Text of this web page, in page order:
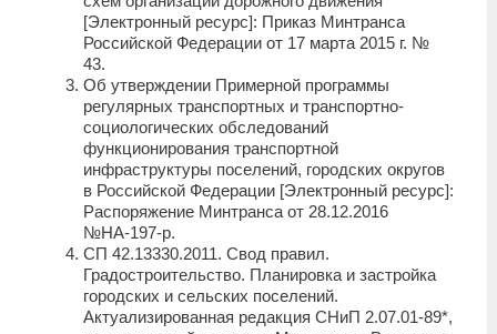
[Электронный ресурс]: Приказ Минтранса
Российской Федерации от 17 марта 2015 г. №
43.
Об утверждении Примерной программы
регулярных транспортных и транспортно-
социологических обследований
функционирования транспортной
инфраструктуры поселений, городских округов
в Российской Федерации [Электронный ресурс]:
Распоряжение Минтранса от 28.12.2016
№НА-197-р.
СП 42.13330.2011. Свод правил.
Градостроительство. Планировка и застройка
городских и сельских поселений.
Актуализированная редакция СНиП 2.07.01-89*,